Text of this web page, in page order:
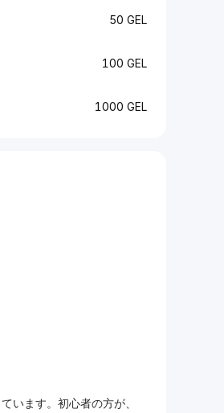
50 GEL
100 GEL
1000 GEL
います。初心者の方が、